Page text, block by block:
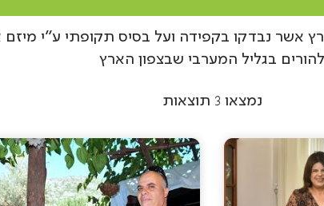
אשר נבדקו בקפידה ועל בסיס תקופתי ע"י מיזם
להורים בגליל המערבי שבצפון הארץ
נמצאו 3 תוצאות